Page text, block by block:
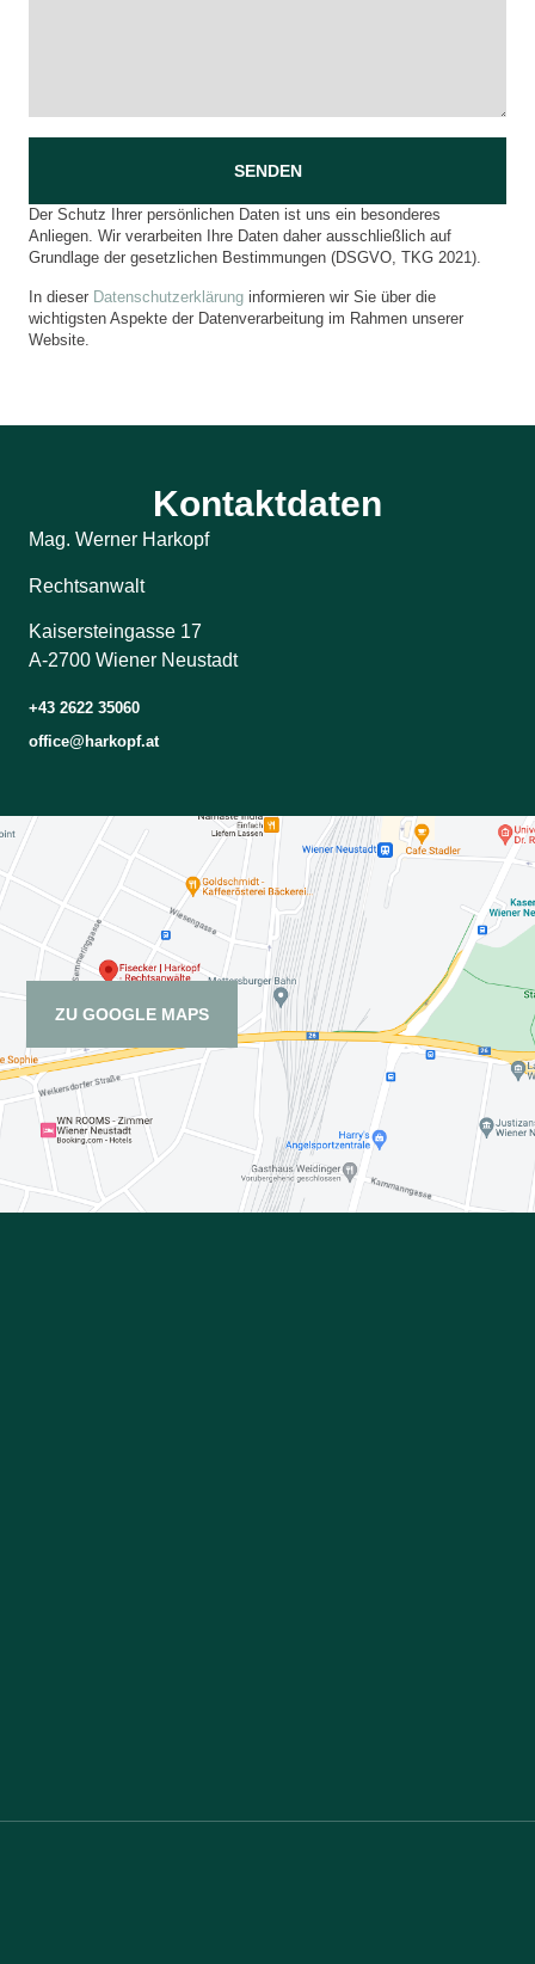
Kontaktdaten
Mag. Werner Harkopf
Rechtsanwalt
Kaisersteingasse 17
A-2700 Wiener Neustadt
+43 2622 35060
office@harkopf.at
SENDEN
Der Schutz Ihrer persönlichen Daten ist uns ein besonderes
Anliegen. Wir verarbeiten Ihre Daten daher ausschließlich auf
Grundlage der gesetzlichen Bestimmungen (DSGVO, TKG 2021).
In dieser Datenschutzerklärung informieren wir Sie über die
wichtigsten Aspekte der Datenverarbeitung im Rahmen unserer
Website.
ZU GOOGLE MAPS